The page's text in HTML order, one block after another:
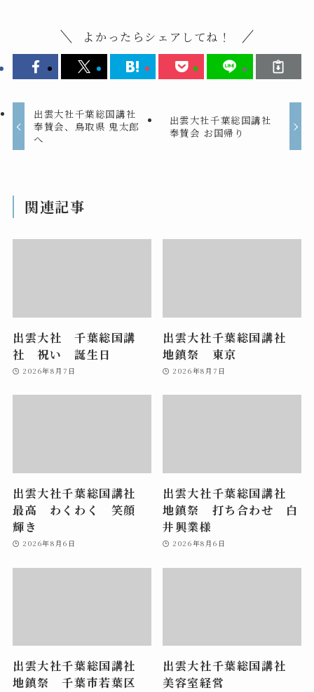
よかったらシェアしてね！
出雲大社千葉総国講社
奉賛会、鳥取県 鬼太郎
へ
出雲大社千葉総国講社
奉賛会 お国帰り
関連記事
出雲大社 千葉総国講
社 祝い 誕生日
2026年8月7日
出雲大社千葉総国講社
地鎮祭 東京
2026年8月7日
出雲大社千葉総国講社
最高 わくわく 笑顔
輝き
2026年8月6日
出雲大社千葉総国講社
地鎮祭 打ち合わせ 白
井興業様
2026年8月6日
出雲大社千葉総国講社
地鎮祭 千葉市若葉区
出雲大社千葉総国講社
美容室経営